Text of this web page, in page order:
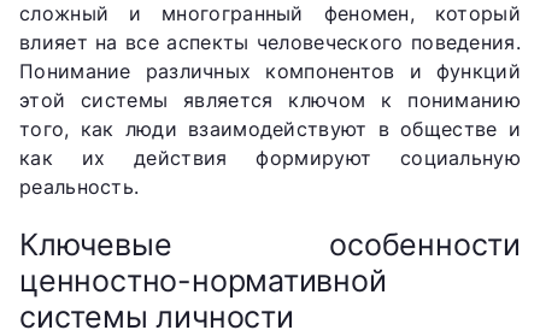
сложный и многогранный феномен, который
влияет на все аспекты человеческого поведения.
Понимание различных компонентов и функций
этой системы является ключом к пониманию
того, как люди взаимодействуют в обществе и
как их действия формируют социальную
реальность.
Ключевые особенности
ценностно-нормативной
системы личности